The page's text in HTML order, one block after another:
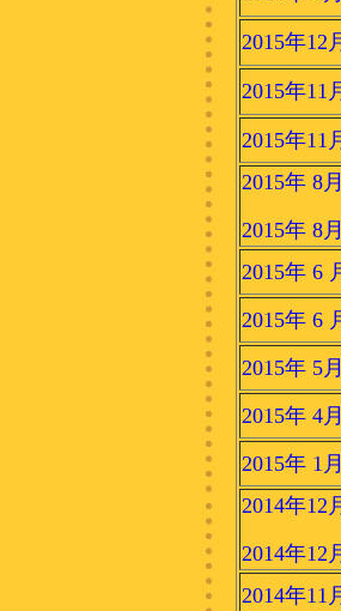
2015年
2015年
2015年
2015年 8
2015年 8
2015年 6
2015年 6
2015年 5
2015年 4
2015年 1
2014年
2014年
2014年